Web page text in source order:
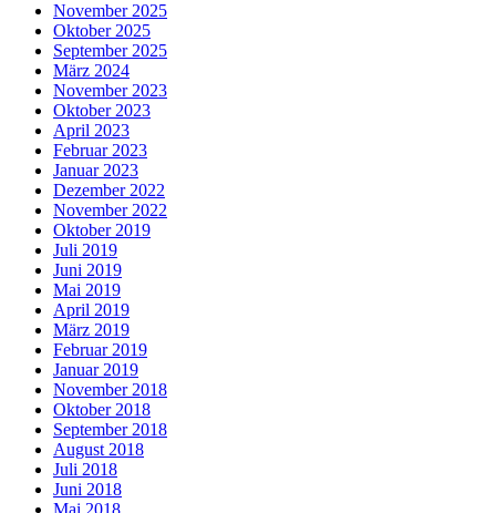
November 2025
Oktober 2025
September 2025
März 2024
November 2023
Oktober 2023
April 2023
Februar 2023
Januar 2023
Dezember 2022
November 2022
Oktober 2019
Juli 2019
Juni 2019
Mai 2019
April 2019
März 2019
Februar 2019
Januar 2019
November 2018
Oktober 2018
September 2018
August 2018
Juli 2018
Juni 2018